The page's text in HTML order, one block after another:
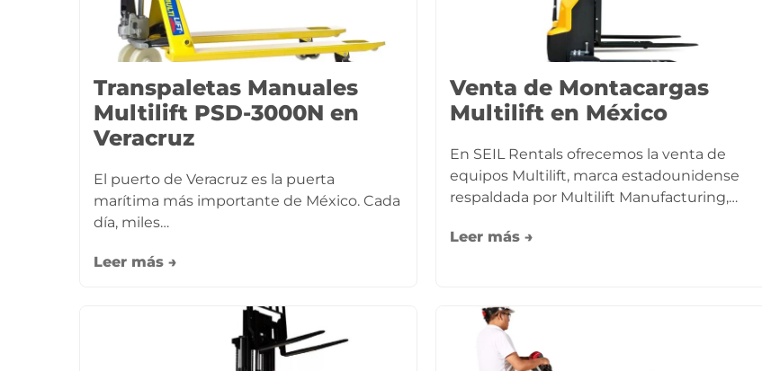
Transpaletas Manuales
Multilift PSD-3000N en
Veracruz
El puerto de Veracruz es la puerta
marítima más importante de México. Cada
día, miles…
Leer más →
Venta de Montacargas
Multilift en México
En SEIL Rentals ofrecemos la venta de
equipos Multilift, marca estadounidense
respaldada por Multilift Manufacturing,…
Leer más →